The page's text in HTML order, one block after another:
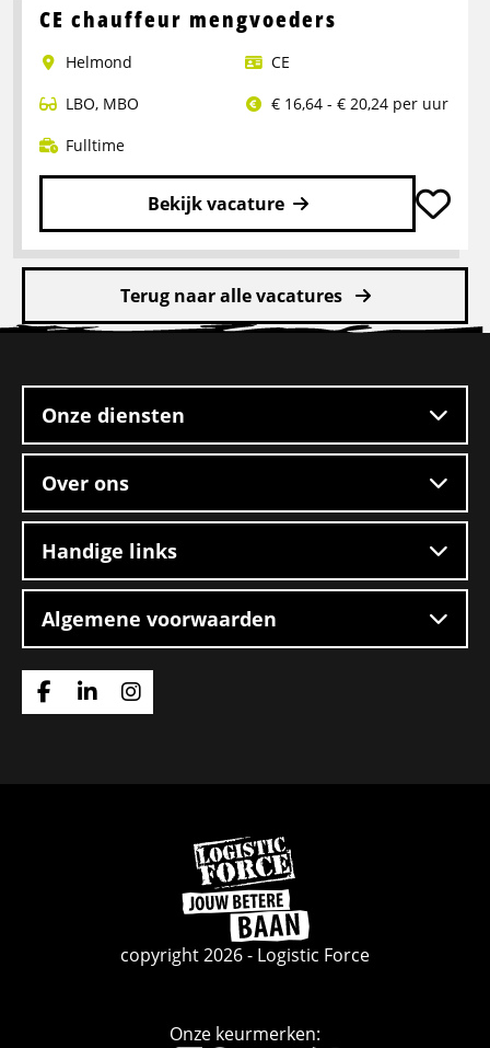
over
2-
ploegendienst
Boxtel
CE chauffeur mengvoeders
Helmond
CE
LBO, MBO
€ 16,64 - € 20,24 per uur
Fulltime
Bekijk vacature
Lees
meer
CE
Terug naar alle vacatures
footer
Onze diensten
Over ons
Handige links
Algemene voorwaarden
Ga
Ga
Ga
Ga
naar
de
homepage
copyright 2026 - Logistic Force
Onze keurmerken: